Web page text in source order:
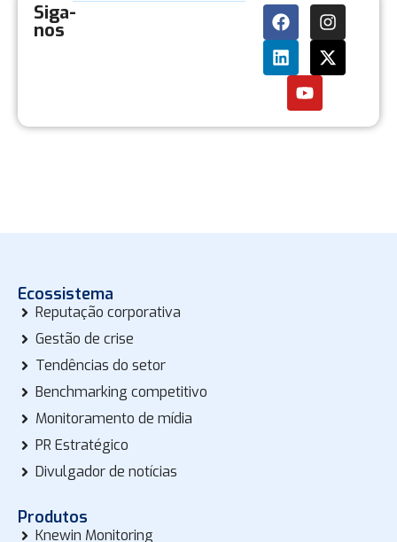
Siga-
nos
Ecossistema
Reputação corporativa
Gestão de crise
Tendências do setor
Benchmarking competitivo
Monitoramento de mídia
PR Estratégico
Divulgador de notícias
Produtos
Knewin Monitoring